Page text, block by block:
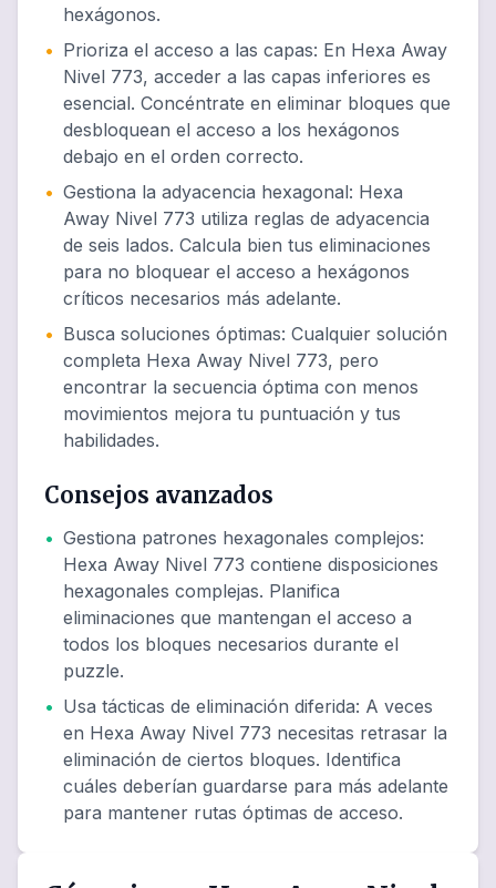
hexágonos.
• Prioriza el acceso a las capas: En Hexa Away
Nivel 773, acceder a las capas inferiores es
esencial. Concéntrate en eliminar bloques que
desbloquean el acceso a los hexágonos
debajo en el orden correcto.
• Gestiona la adyacencia hexagonal: Hexa
Away Nivel 773 utiliza reglas de adyacencia
de seis lados. Calcula bien tus eliminaciones
para no bloquear el acceso a hexágonos
críticos necesarios más adelante.
• Busca soluciones óptimas: Cualquier solución
completa Hexa Away Nivel 773, pero
encontrar la secuencia óptima con menos
movimientos mejora tu puntuación y tus
habilidades.
Consejos avanzados
• Gestiona patrones hexagonales complejos:
Hexa Away Nivel 773 contiene disposiciones
hexagonales complejas. Planifica
eliminaciones que mantengan el acceso a
todos los bloques necesarios durante el
puzzle.
• Usa tácticas de eliminación diferida: A veces
en Hexa Away Nivel 773 necesitas retrasar la
eliminación de ciertos bloques. Identifica
cuáles deberían guardarse para más adelante
para mantener rutas óptimas de acceso.